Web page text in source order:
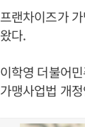
프랜차이즈가
왔다.
이학영 더불어
가맹사업법 개